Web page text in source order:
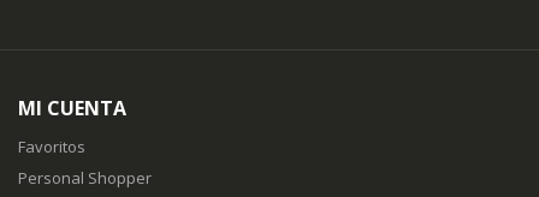
MI CUENTA
Favoritos
Personal Shopper